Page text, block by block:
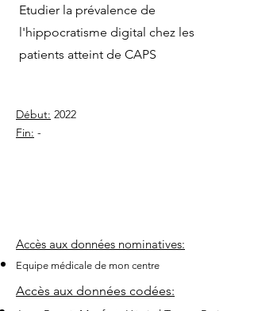
Etudier la prévalence de
l'hippocratisme digital chez les
patients atteint de CAPS
Début: 2022
Fin: -
Accès aux données nominatives:
Equipe médicale de mon centre
Accès aux données codées: